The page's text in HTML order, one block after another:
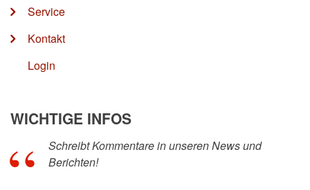
Service
Kontakt
Login
WICHTIGE INFOS
Schreibt Kommentare in unseren News und
Berichten!